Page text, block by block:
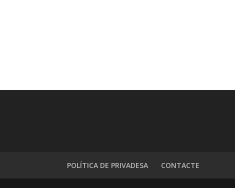
POLÍTICA DE PRIVADESA CONTACTE